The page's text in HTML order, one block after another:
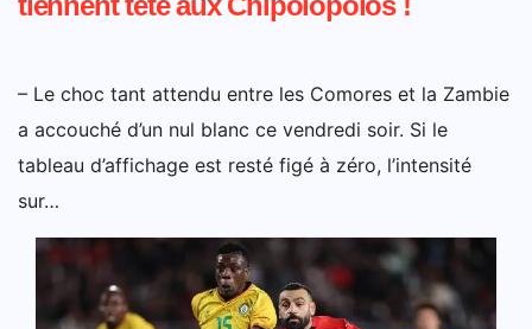
– Le choc tant attendu entre les Comores et la Zambie
a accouché d’un nul blanc ce vendredi soir. Si le
tableau d’affichage est resté figé à zéro, l’intensité
sur…